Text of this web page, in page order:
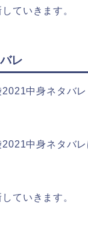
ていきます。
レ
中身ネタバ
2021中身ネタバ
ていきます。